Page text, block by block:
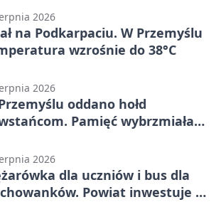
2026
na Podkarpaciu. W Przemyślu
wzrośnie do 38°C
2026
oddano hołd
Pamięć wybrzmiała
2026
dla uczniów i bus dla
Powiat inwestuje w